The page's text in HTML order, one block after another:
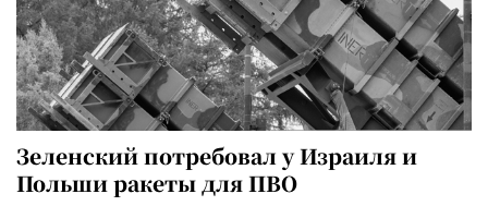
Зеленский потребовал у Израиля и
Польши ракеты для ПВО